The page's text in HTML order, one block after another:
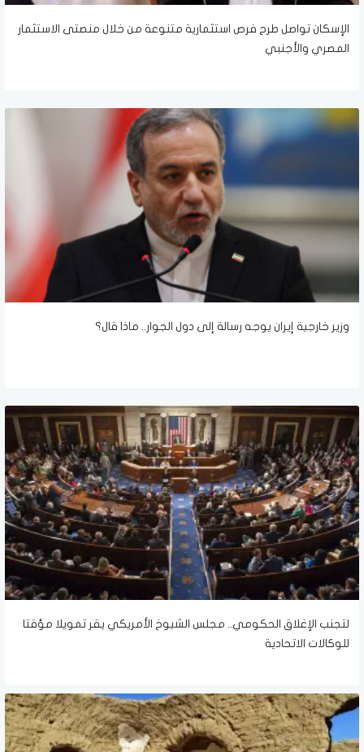
الإسكان تواصل طرح فرص استثمارية متنوعة من خلال منصتى الاستثمار
المصري والأجنبي
وزير خارجية إيران يوجه رسالة إلى دول الجوار.. ماذا قال؟
لتجنب الإغلاق الحكومي.. مجلس الشيوخ الأمريكي يقر تمويلا مؤقتا
للوكالات الاتحادية